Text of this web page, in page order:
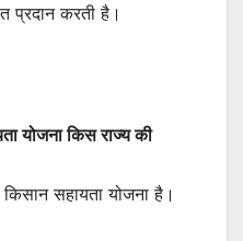
प्रदान करती है।
योजना किस राज्य की
सहायता योजना है।